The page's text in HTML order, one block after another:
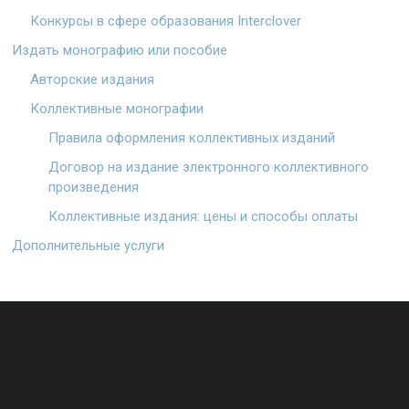
Конкурсы в сфере образования Interclover
Издать монографию или пособие
Авторские издания
Коллективные монографии
Правила оформления коллективных изданий
Договор на издание электронного коллективного
произведения
Коллективные издания: цены и способы оплаты
Дополнительные услуги